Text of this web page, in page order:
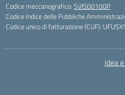
Codice meccanografico:SVIS00100P
Codice Indice delle Pubbliche
Codice unico di fatturazione (CUF):
Idea